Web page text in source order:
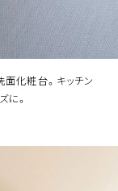
化粧台。キッチン
に。